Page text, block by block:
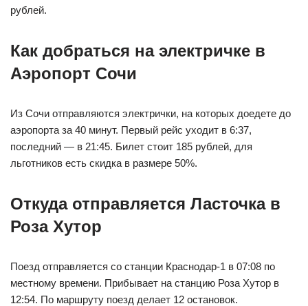
рублей.
Как добраться на электричке в
Аэропорт Сочи
Из Сочи отправляются электрички, на которых доедете до
аэропорта за 40 минут. Первый рейс уходит в 6:37,
последний — в 21:45. Билет стоит 185 рублей, для
льготников есть скидка в размере 50%.
Откуда отправляется Ласточка в
Роза Хутор
Поезд отправляется со станции Краснодар-1 в 07:08 по
местному времени. Прибывает на станцию Роза Хутор в
12:54. По маршруту поезд делает 12 остановок.